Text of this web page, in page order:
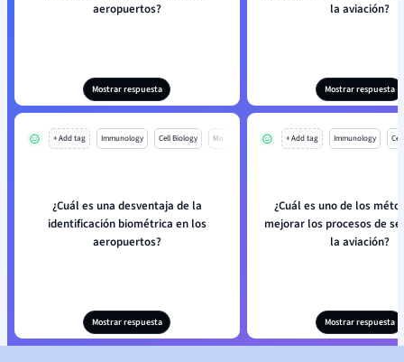
aeropuertos?
Mostrar respuesta
la aviación?
Mostrar respuesta
+ Add tag Immunology Cell Biology Mo
¿Cuál es una desventaja de la
identificación biométrica en los
aeropuertos?
Mostrar respuesta
+ Add tag Immunology
¿Cuál es uno de los
mejorar los procesos de
la aviación?
Mostrar respuesta